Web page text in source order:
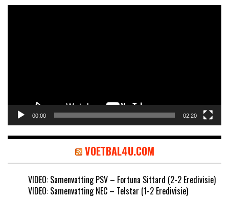
00:00 02:20
VOETBAL4U.COM
VIDEO: Samenvatting PSV – Fortuna Sittard (2-2 Eredivisie)
VIDEO: Samenvatting NEC – Telstar (1-2 Eredivisie)